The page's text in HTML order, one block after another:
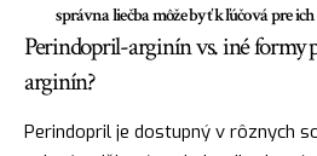
správna liečba môže byť kľúčová pre
Perindopril-arginín vs. iné formy
arginín?
Perindopril je dostupný v rôznych